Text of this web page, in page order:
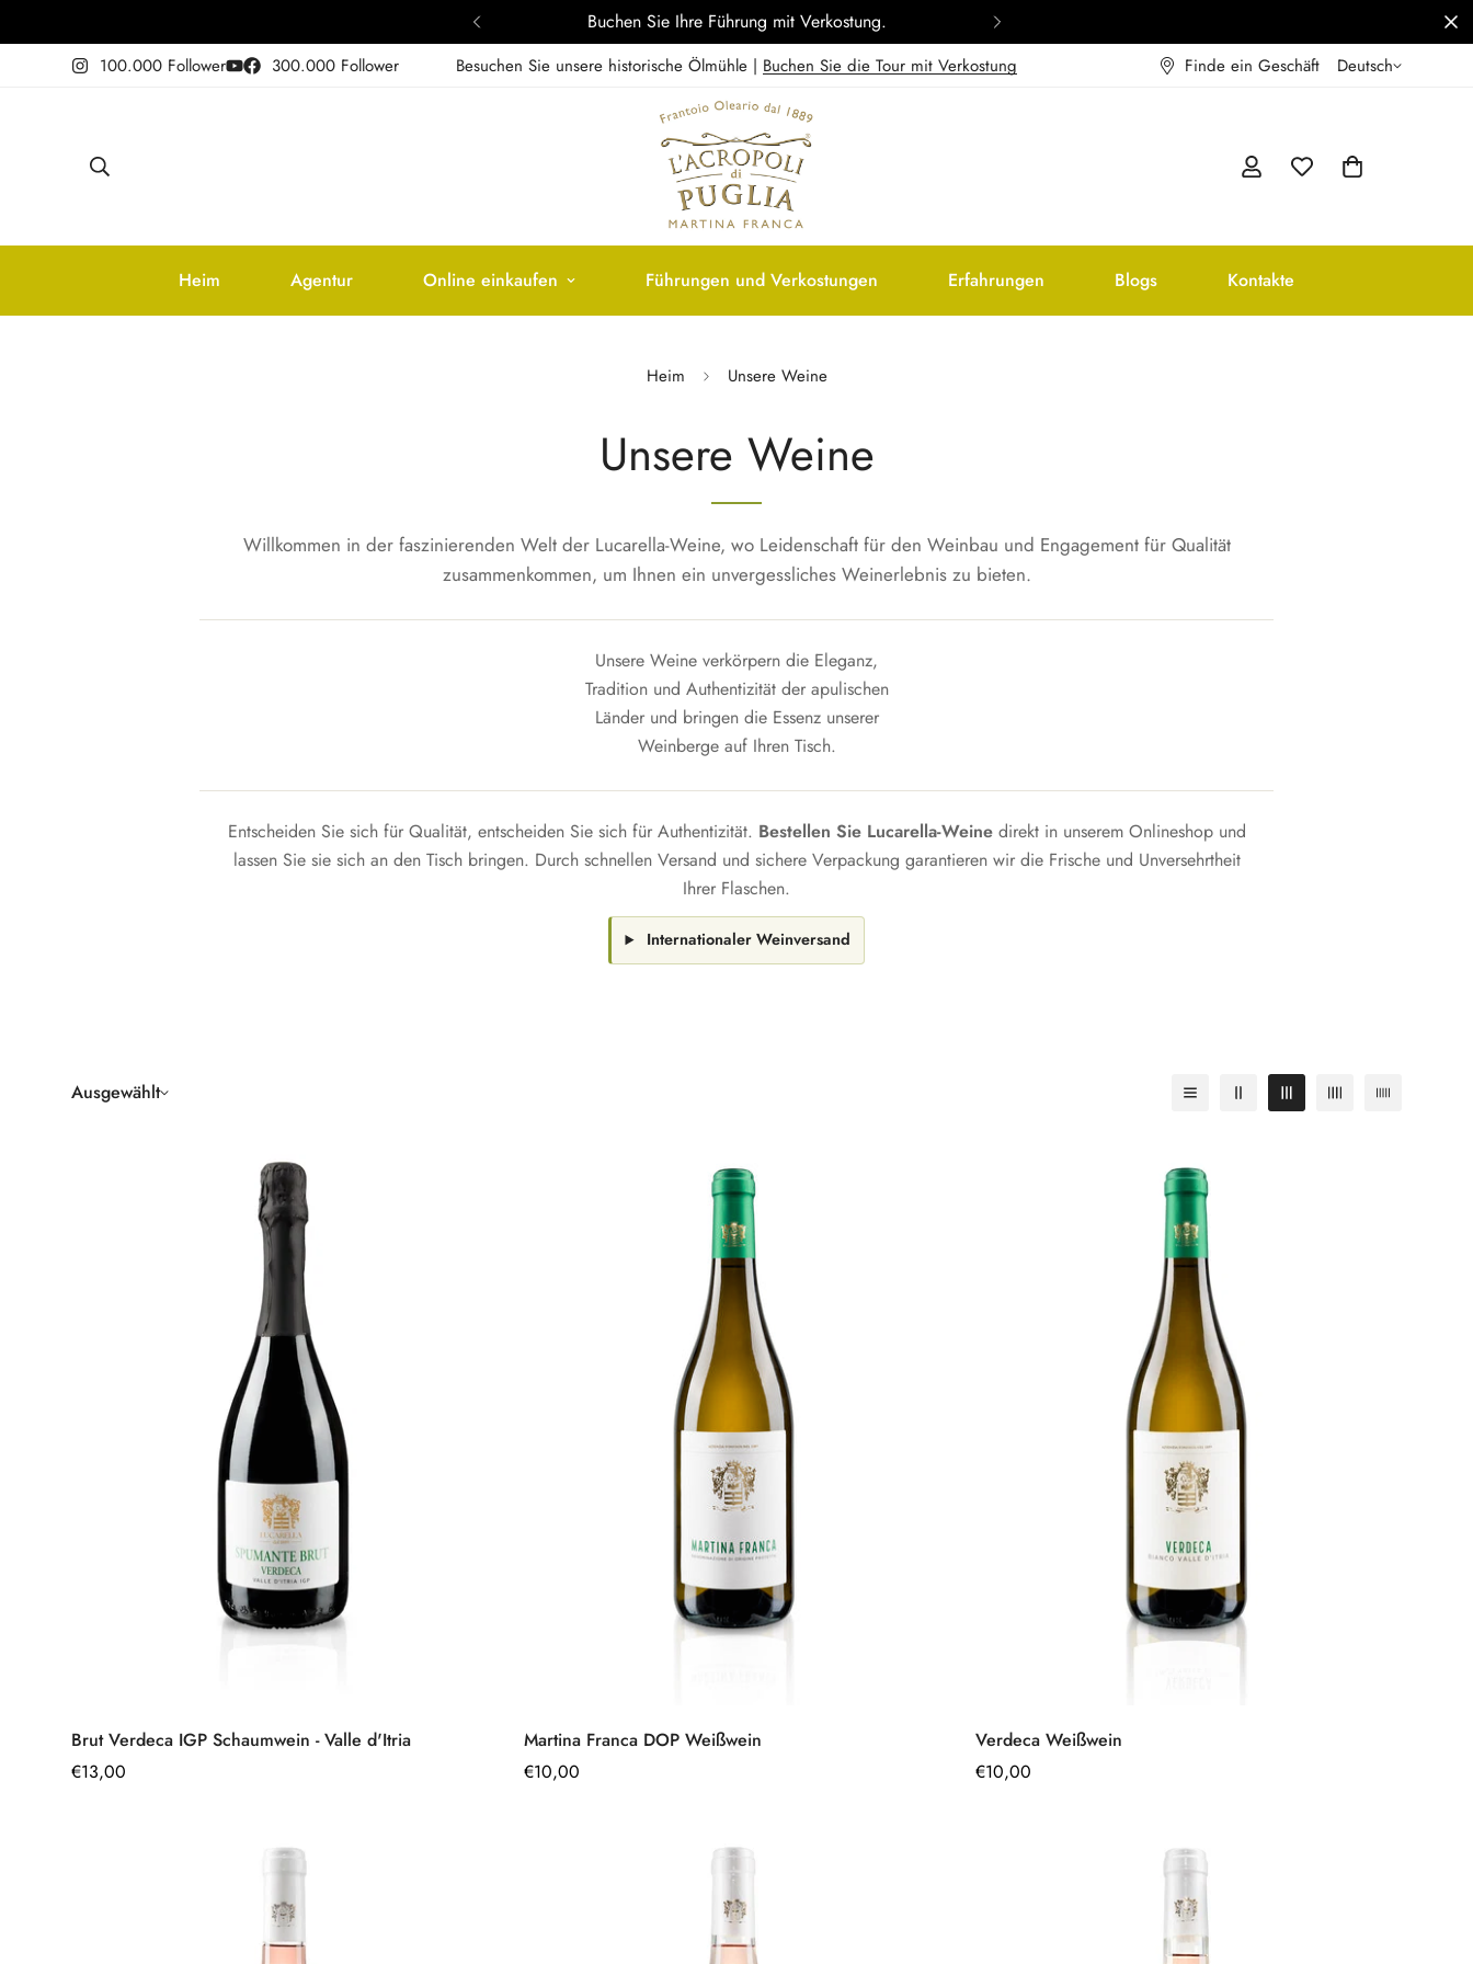
Erhalten Sie 10 % Rabatt auf Ihre erste Bestellung! Anbauer und Hersteller von nativem
300.000 Follower
100.000 Follower Besuchen Sie unsere historische Ölmühle | Buchen Sie die Tour mit Verkostung Finde ein Geschäft Deutsch
Heim Agentur Online einkaufen Führungen und Verkostungen Erfahrungen Blogs Kontakte
Heim Unsere Weine
Unsere Weine
Willkommen in der faszinierenden Welt der Lucarella-Weine, wo Leidenschaft für den Weinbau und Engagement für Qualität
zusammenkommen, um Ihnen ein unvergessliches Weinerlebnis zu bieten.
Unsere Weine verkörpern die Eleganz,
Tradition und Authentizität der apulischen
Länder und bringen die Essenz unserer
Weinberge auf Ihren Tisch.
Entscheiden Sie sich für Qualität, entscheiden Sie sich für Authentizität. Bestellen Sie Lucarella-Weinedirekt in unserem Onlineshop und
lassen Sie sie sich an den Tisch bringen. Durch schnellen Versand und sichere Verpackung garantieren wir die Frische und Unversehrtheit
Ihrer Flaschen.
Internationaler Weinversand
Ausgewählt
Schnell hinzufügen
Brut Verdeca IGP Schaumwein - Valle d'Itria
Regulärer
€13,00
Schnell hinzufügen
Martina Franca DOP Weißwein
Regulärer
€10,00
Schnell hinzufügen
Verdeca Weißwein
Regulärer
€10,00